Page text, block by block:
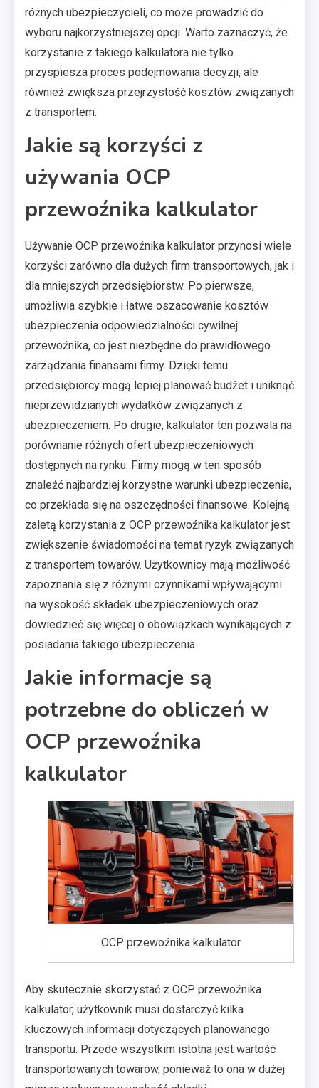
różnych ubezpieczycieli, co może prowadzić do
wyboru najkorzystniejszej opcji. Warto zaznaczyć, że
korzystanie z takiego kalkulatora nie tylko
przyspiesza proces podejmowania decyzji, ale
również zwiększa przejrzystość kosztów związanych
z transportem.
Jakie są korzyści z
używania OCP
przewoźnika kalkulator
Używanie OCP przewoźnika kalkulator przynosi wiele
korzyści zarówno dla dużych firm transportowych, jak i
dla mniejszych przedsiębiorstw. Po pierwsze,
umożliwia szybkie i łatwe oszacowanie kosztów
ubezpieczenia odpowiedzialności cywilnej
przewoźnika, co jest niezbędne do prawidłowego
zarządzania finansami firmy. Dzięki temu
przedsiębiorcy mogą lepiej planować budżet i uniknąć
nieprzewidzianych wydatków związanych z
ubezpieczeniem. Po drugie, kalkulator ten pozwala na
porównanie różnych ofert ubezpieczeniowych
dostępnych na rynku. Firmy mogą w ten sposób
znaleźć najbardziej korzystne warunki ubezpieczenia,
co przekłada się na oszczędności finansowe. Kolejną
zaletą korzystania z OCP przewoźnika kalkulator jest
zwiększenie świadomości na temat ryzyk związanych
z transportem towarów. Użytkownicy mają możliwość
zapoznania się z różnymi czynnikami wpływającymi
na wysokość składek ubezpieczeniowych oraz
dowiedzieć się więcej o obowiązkach wynikających z
posiadania takiego ubezpieczenia.
Jakie informacje są
potrzebne do obliczeń w
OCP przewoźnika
kalkulator
OCP przewoźnika kalkulator
Aby skutecznie skorzystać z OCP przewoźnika
kalkulator, użytkownik musi dostarczyć kilka
kluczowych informacji dotyczących planowanego
transportu. Przede wszystkim istotna jest wartość
transportowanych towarów, ponieważ to ona w dużej